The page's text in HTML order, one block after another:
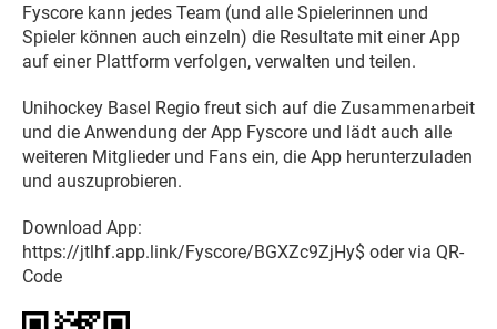
Fyscore kann jedes Team (und alle Spielerinnen und
Spieler können auch einzeln) die Resultate mit einer App
auf einer Plattform verfolgen, verwalten und teilen.
Unihockey Basel Regio freut sich auf die Zusammenarbeit
und die Anwendung der App Fyscore und lädt auch alle
weiteren Mitglieder und Fans ein, die App herunterzuladen
und auszuprobieren.
Download App:
https://jtlhf.app.link/Fyscore/BGXZc9ZjHy$ oder via QR-
Code